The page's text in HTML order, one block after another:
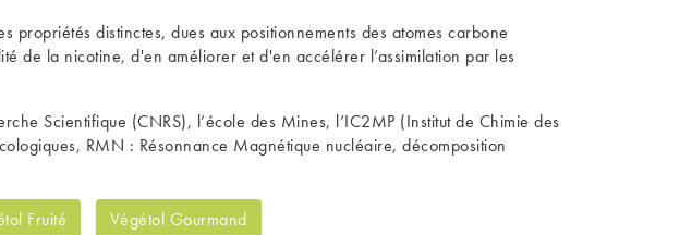
distinctes, dues aux positionnements des atomes carbone
de la nicotine, d'en améliorer et d'en accélérer l’assimilation par les
Scientifique (CNRS), l’école des Mines, l’IC2MP (Institut de Chimie des
RMN : Résonnance Magnétique nucléaire, décomposition
Fruité Végétol Gourmand